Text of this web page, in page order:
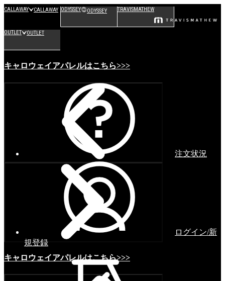
CALLAWAY CALLAWAY ODYSSEY ODYSSEY TRAVISMATHEW
OUTLET OUTLET
キャロウェイアパレルはこちら>>>
キャロウェイアパレルはこちら>>>
注文状況
ログイン/新
規登録